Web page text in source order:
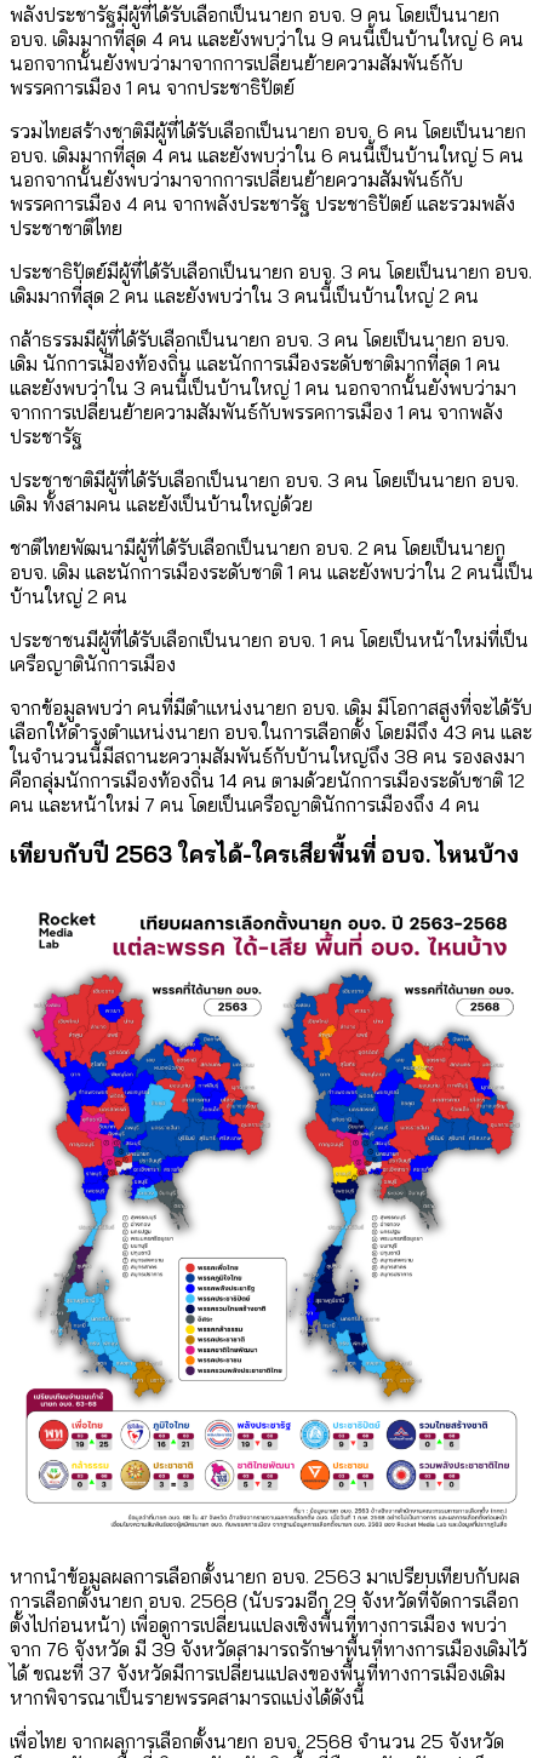
พลังประชารัฐมีผู้ที่ได้รับเลือกเป็นนายก อบจ. 9 คน โดยเป็นนายก
อบจ. เดิมมากที่สุด 4 คน และยังพบว่าใน 9 คนนี้เป็นบ้านใหญ่ 6 คน
นอกจากนั้นยังพบว่ามาจากการเปลี่ยนย้ายความสัมพันธ์กับ
พรรคการเมือง 1 คน จากประชาธิปัตย์
รวมไทยสร้างชาติมีผู้ที่ได้รับเลือกเป็นนายก อบจ. 6 คน โดยเป็นนายก
อบจ. เดิมมากที่สุด 4 คน และยังพบว่าใน 6 คนนี้เป็นบ้านใหญ่ 5 คน
นอกจากนั้นยังพบว่ามาจากการเปลี่ยนย้ายความสัมพันธ์กับ
พรรคการเมือง 4 คน จากพลังประชารัฐ ประชาธิปัตย์ และรวมพลัง
ประชาชาติไทย
ประชาธิปัตย์มีผู้ที่ได้รับเลือกเป็นนายก อบจ. 3 คน โดยเป็นนายก อบจ.
เดิมมากที่สุด 2 คน และยังพบว่าใน 3 คนนี้เป็นบ้านใหญ่ 2 คน
กล้าธรรมมีผู้ที่ได้รับเลือกเป็นนายก อบจ. 3 คน โดยเป็นนายก อบจ.
เดิม นักการเมืองท้องถิ่น และนักการเมืองระดับชาติมากที่สุด 1 คน
และยังพบว่าใน 3 คนนี้เป็นบ้านใหญ่ 1 คน นอกจากนั้นยังพบว่ามา
จากการเปลี่ยนย้ายความสัมพันธ์กับพรรคการเมือง 1 คน จากพลัง
ประชารัฐ
ประชาชาติมีผู้ที่ได้รับเลือกเป็นนายก อบจ. 3 คน โดยเป็นนายก อบจ.
เดิม ทั้งสามคน และยังเป็นบ้านใหญ่ด้วย
ชาติไทยพัฒนามีผู้ที่ได้รับเลือกเป็นนายก อบจ. 2 คน โดยเป็นนายก
อบจ. เดิม และนักการเมืองระดับชาติ 1 คน และยังพบว่าใน 2 คนนี้เป็น
บ้านใหญ่ 2 คน
ประชาชนมีผู้ที่ได้รับเลือกเป็นนายก อบจ. 1 คน โดยเป็นหน้าใหม่ที่เป็น
เครือญาตินักการเมือง
จากข้อมูลพบว่า คนที่มีตำแหน่งนายก อบจ. เดิม มีโอกาสสูงที่จะได้รับ
เลือกให้ดำรงตำแหน่งนายก อบจ.ในการเลือกตั้ง โดยมีถึง 43 คน และ
ในจำนวนนี้มีสถานะความสัมพันธ์กับบ้านใหญ่ถึง 38 คน รองลงมา
คือกลุ่มนักการเมืองท้องถิ่น 14 คน ตามด้วยนักการเมืองระดับชาติ 12
คน และหน้าใหม่ 7 คน โดยเป็นเครือญาตินักการเมืองถึง 4 คน
เทียบกับปี 2563 ใครได้-ใครเสียพื้นที่ อบจ. ไหนบ้าง
หากนำข้อมูลผลการเลือกตั้งนายก อบจ. 2563 มาเปรียบเทียบกับผล
การเลือกตั้งนายก อบจ. 2568 (นับรวมอีก 29 จังหวัดที่จัดการเลือก
ตั้งไปก่อนหน้า) เพื่อดูการเปลี่ยนแปลงเชิงพื้นที่ทางการเมือง พบว่า
จาก 76 จังหวัด มี 39 จังหวัดสามารถรักษาพื้นที่ทางการเมืองเดิมไว้
ได้ ขณะที่ 37 จังหวัดมีการเปลี่ยนแปลงของพื้นที่ทางการเมืองเดิม
หากพิจารณาเป็นรายพรรคสามารถแบ่งได้ดังนี้
เพื่อไทย จากผลการเลือกตั้งนายก อบจ. 2568 จำนวน 25 จังหวัด